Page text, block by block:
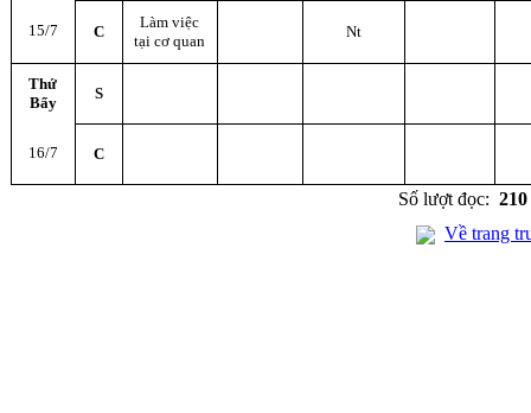
15/7 C
Làm việc
tại cơ quan
Nt
Thứ
Bẩy
S
16/7 C
Số lượt đọc: 210
Về trang